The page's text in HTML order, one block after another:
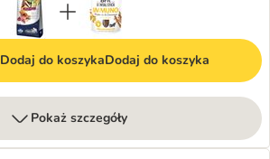
Dodaj do koszykaDodaj do koszyka
Pokaż szczegóły